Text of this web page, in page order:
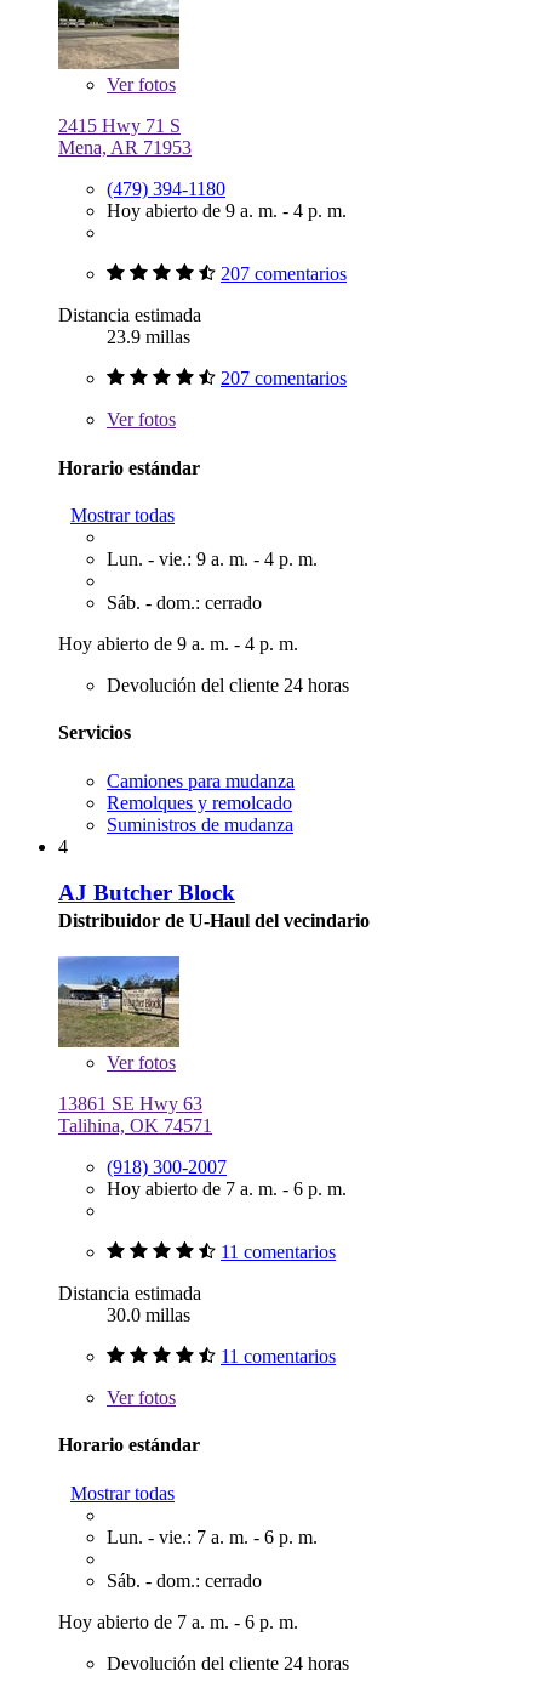
Verfotos
2415 Hwy 71 S
Mena, AR 71953
(479) 394-1180
Hoy abierto de 9 a. m. - 4 p. m.
207 comentarios
Distancia estimada
23.9 millas
207 comentarios
Verfotos
Horario estándar
Mostrar todas
Lun. - vie.: 9 a. m. - 4 p. m.
Sáb. - dom.: cerrado
Hoy abierto de 9 a. m. - 4 p. m.
Devolución del cliente 24 horas
Servicios
Camiones para mudanza
Remolques y remolcado
Suministros de mudanza
4
AJ Butcher Block
Distribuidor de U-Haul del vecindario
Verfotos
13861 SE Hwy 63
Talihina, OK 74571
(918) 300-2007
Hoy abierto de 7 a. m. - 6 p. m.
11 comentarios
Distancia estimada
30.0 millas
11 comentarios
Verfotos
Horario estándar
Mostrar todas
Lun. - vie.: 7 a. m. - 6 p. m.
Sáb. - dom.: cerrado
Hoy abierto de 7 a. m. - 6 p. m.
Devolución del cliente 24 horas